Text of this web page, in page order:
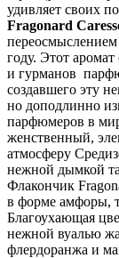
удивляет своих
Fragonard
году. Этот
и гурманов
создавшего эту
но доподлинно
парфюмеров в
женственный,
атмосферу
нежной дымкой
Флакончик
в форме амфоры,
Благоухающая
нежной вуалью
флердоранжа и